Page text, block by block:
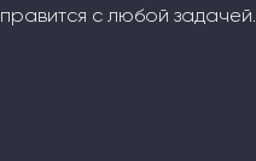
с любой задачей.